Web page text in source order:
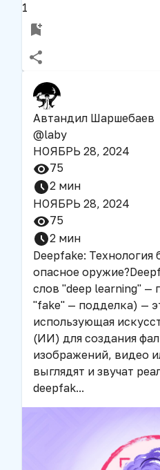
1
Автандил Шаршебаев
@laby
НОЯБРЬ 28, 2024
75
2 мин
НОЯБРЬ 28, 2024
75
2 мин
Deepfake: Технология
опасное оружие?
слов "deep learning" —
"fake" — подделка) —
использующая
(ИИ) для создания
изображений, видео
выглядят и звучат
deepfak...